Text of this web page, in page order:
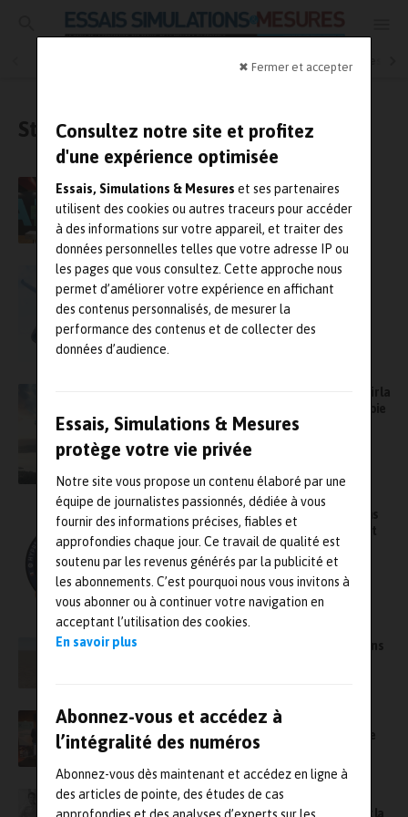
✖ Fermer et accepter
Consultez notre site et profitez
d'une expérience optimisée
Essais, Simulations & Mesures et ses partenaires
utilisent des cookies ou autres traceurs pour accéder
à des informations sur votre appareil, et traiter des
données personnelles telles que votre adresse IP ou
les pages que vous consultez. Cette approche nous
permet d’améliorer votre expérience en affichant
des contenus personnalisés, de mesurer la
performance des contenus et de collecter des
données d’audience.
Essais, Simulations & Mesures
protège votre vie privée
Notre site vous propose un contenu élaboré par une
équipe de journalistes passionnés, dédiée à vous
fournir des informations précises, fiables et
approfondies chaque jour. Ce travail de qualité est
soutenu par les revenus générés par la publicité et
les abonnements. C’est pourquoi nous vous invitons à
vous abonner ou à continuer votre navigation en
acceptant l’utilisation des cookies.
En savoir plus
Abonnez-vous et accédez à
l’intégralité des numéros
Abonnez-vous dès maintenant et accédez en ligne à
des articles de pointe, des études de cas
Contrôle Qualité
Start-up
Siemens et Arts et Métiers signent un
partenariat stratégique pour accélérer
l’innovation industrielle
Eenuee signe avec Duqueine Group un
partenariat dans l’aviation électrique
Comment la start-up Eenuee entend redéfinir la
mobilité régionale avec un hydravion amphibie
HyPrSpace et SpaceDreamS partenaires dans
les essais d’un propulseur spatial innovant et
de ses moyens au sol
Lumière sur Fleasy, une start-up en vogue dans
Safran distingue Beyond Aero, aux côtés de
Manitty et PaIRe, start-up lauréates de la 11e
édition du prix Jean-Louis Gerondeau
L’incubateur d’IMT Atlantique accueille trois
nouvelles start-up dans la santé, l’énergie et la